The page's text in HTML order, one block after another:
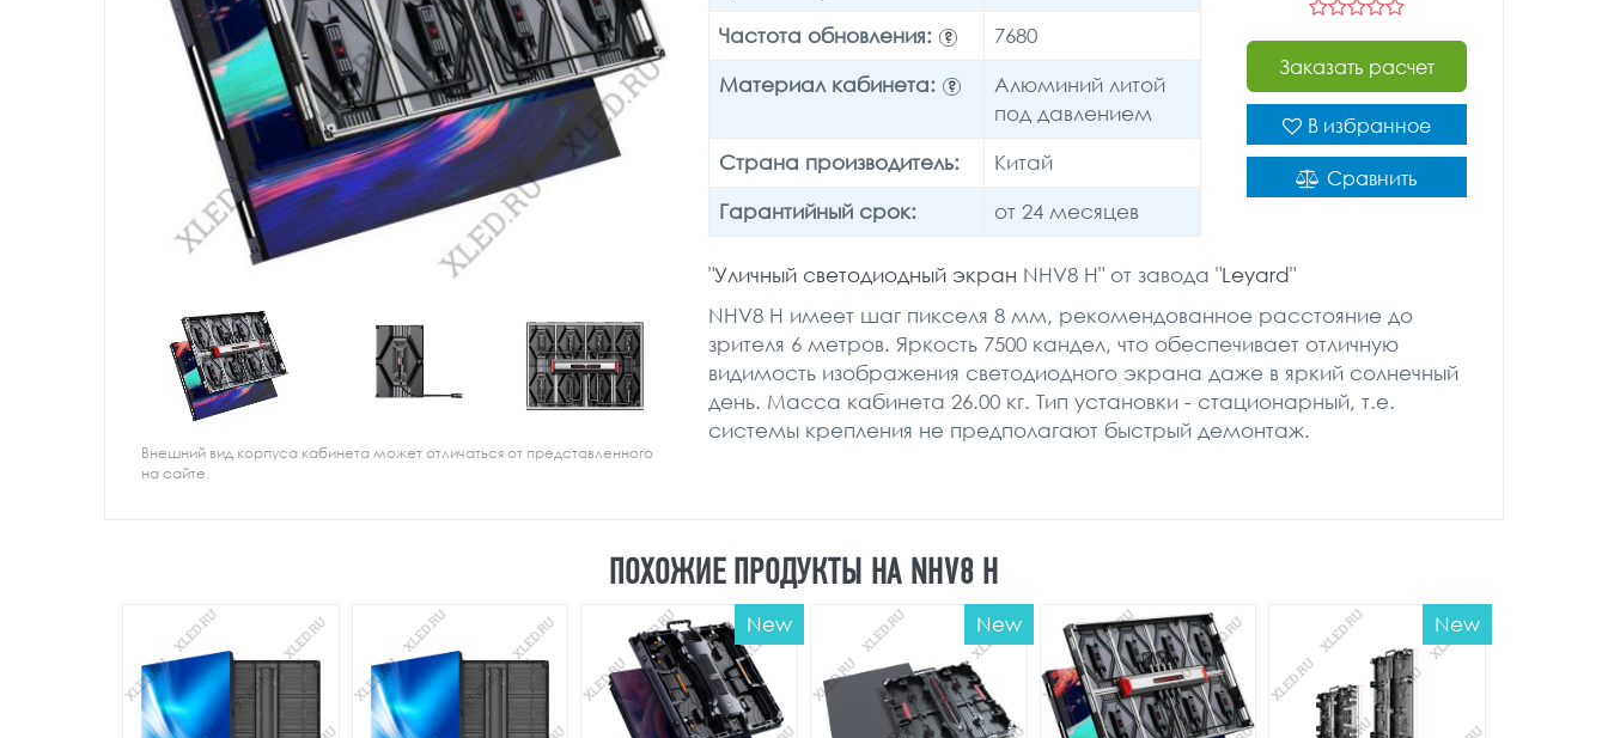
Внешний вид корпуса кабинета может отличаться от представленного
на сайте.
Частота обновления:
?
7680
Материал кабинета:
?
Алюминий литой
под давлением
Страна производитель:
Китай
Гарантийный срок:
от 24 месяцев
Заказать расчет
В избранное
Сравнить
"Уличный светодиодный экран NHV8 H" от завода "Leyard"
NHV8 H имеет шаг пикселя 8 мм, рекомендованное расстояние до
зрителя 6 метров. Яркость 7500 кандел, что обеспечивает отличную
видимость изображения светодиодного экрана даже в яркий солнечный
день. Масса кабинета 26.00 кг. Тип установки - стационарный, т.е.
системы крепления не предполагают быстрый демонтаж.
ПОХОЖИЕ ПРОДУКТЫ НА NHV8 H
New New New